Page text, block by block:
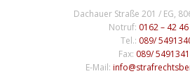
Dachauer Straße 201 / EG,
Notruf: 0162 – 42
Tel.: 089/
Fax: 089/
E-Mail: